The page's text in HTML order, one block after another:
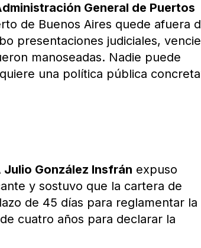
General de Puertos
de Buenos Aires quede afuera
presentaciones judiciales,
manoseadas. Nadie puede
una política pública
Julio González Insfrán expuso
y sostuvo que la cartera de
de 45 días para reglamentar la
cuatro años para declarar la